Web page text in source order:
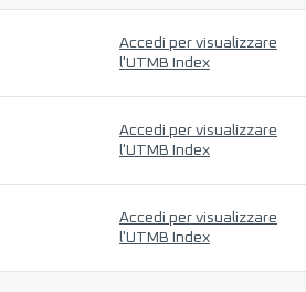
Accedi per visualizzare
l'UTMB Index
Accedi per visualizzare
l'UTMB Index
Accedi per visualizzare
l'UTMB Index